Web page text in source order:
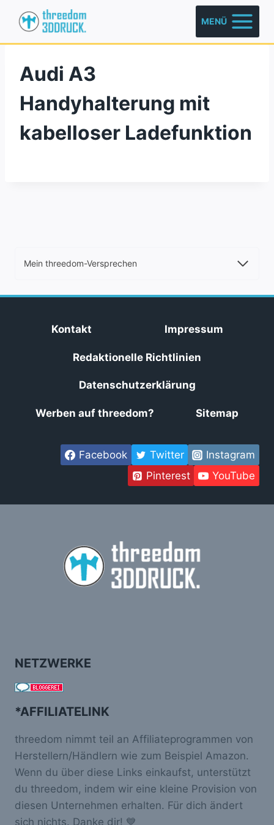
Inhalt
springen
MENÜ
Audi A3
Handyhalterung mit
kabelloser Ladefunktion
Mein threedom-Versprechen
Kontakt Impressum
Redaktionelle Richtlinien
Datenschutzerklärung
Werben auf threedom? Sitemap
Facebook Twitter
Instagram
Pinterest
YouTube
NETZWERKE
*AFFILIATELINK
threedom nimmt teil an Affiliateprogrammen von
Herstellern/Händlern wie zum Beispiel Amazon.
Wenn du über diese Links einkaufst, unterstützt
du threedom, indem wir eine kleine Provision von
diesen Unternehmen erhalten. Für dich ändert
sich nichts. Danke dir! 💙